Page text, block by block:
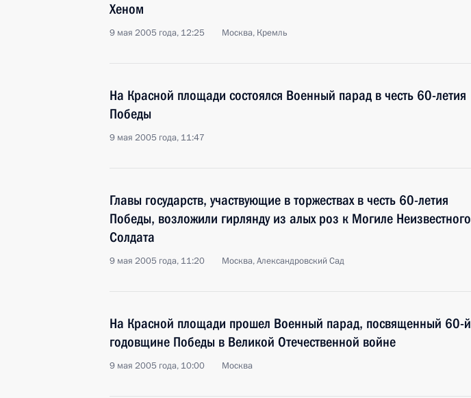
Хеном
9 мая 2005 года, 12:25 Москва, Кремль
На Красной площади состоялся Военный парад в честь 60-летия
Победы
9 мая 2005 года, 11:47
Главы государств, участвующие в торжествах в честь 60-летия
Победы, возложили гирлянду из алых роз к Могиле Неизвестного
Солдата
9 мая 2005 года, 11:20 Москва, Александровский Сад
На Красной площади прошел Военный парад, посвященный 60-й
годовщине Победы в Великой Отечественной войне
9 мая 2005 года, 10:00 Москва